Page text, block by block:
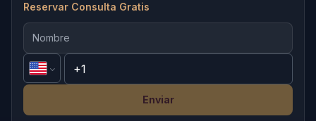
Reservar Consulta Gratis
Enviar